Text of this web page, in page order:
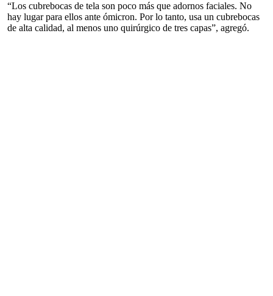
“Los cubrebocas de tela son poco más que adornos faciales. No
hay lugar para ellos ante ómicron. Por lo tanto, usa un cubrebocas
de alta calidad, al menos uno quirúrgico de tres capas”, agregó.